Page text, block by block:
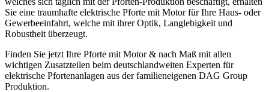
Sie eine traumhafte elektrische Pforte mit Motor für Ihre Haus- oder
Gewerbeeinfahrt, welche mit ihrer Optik, Langlebigkeit und
Robustheit überzeugt.
Finden Sie jetzt Ihre Pforte mit Motor & nach Maß mit allen
wichtigen Zusatzteilen beim deutschlandweiten Experten für
elektrische Pfortenanlagen aus der familieneigenen DAG Group
Produktion.